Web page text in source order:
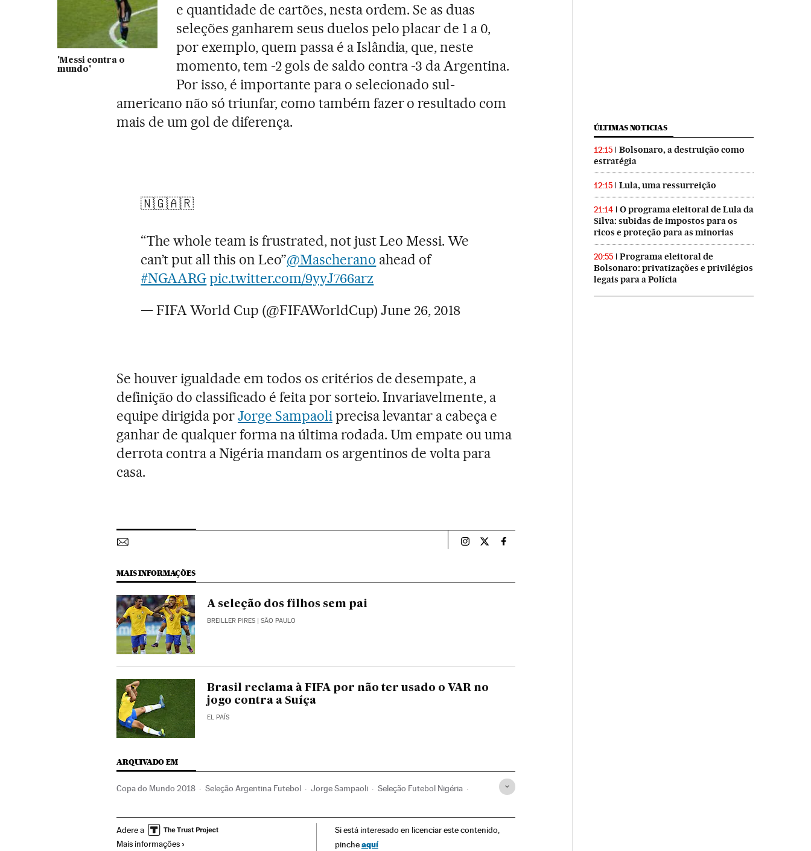
'Messi contra o
mundo'
e quantidade de cartões, nesta ordem. Se as duas
seleções ganharem seus duelos pelo placar de 1 a 0,
por exemplo, quem passa é a Islândia, que, neste
momento, tem -2 gols de saldo contra -3 da Argentina.
Por isso, é importante para o selecionado sul-
americano não só triunfar, como também fazer o resultado com
mais de um gol de diferença.
🇳🇬🇦🇷
“The whole team is frustrated, not just Leo Messi. We
can’t put all this on Leo”@Mascherano ahead of
#NGAARGpic.twitter.com/9yyJ766arz
— FIFA World Cup (@FIFAWorldCup)June 26, 2018
Se houver igualdade em todos os critérios de desempate, a
definição do classificado é feita por sorteio. Invariavelmente, a
equipe dirigida porJorge Sampaoliprecisa levantar a cabeça e
ganhar de qualquer forma na última rodada. Um empate ou uma
derrota contra a Nigéria mandam os argentinos de volta para
casa.
Esportes El País Brasil en Instagram
Esportes El País Brasil en Twitter
Esportes El País Brasil en Facebook
MAIS INFORMAÇÕES
A seleção dos filhos sem pai
BREILLER PIRES | SÃO PAULO
Brasil reclama à FIFA por não ter usado o VAR no
jogo contra a Suíça
EL PAÍS
ARQUIVADO EM
Copa do Mundo 2018 Seleção Argentina Futebol Jorge Sampaoli Seleção Futebol Nigéria
Seleção croata Argentina Copa do Mundo Futebol Seleções esportivas
Adere a
Mais informações
Si está interesado en licenciar este contenido,
pincheaquí
ÚLTIMAS NOTICIAS
12:15
Bolsonaro, a destruição como
estratégia
12:15 Lula, uma ressurreição
21:14
O programa eleitoral de Lula da
Silva: subidas de impostos para os
ricos e proteção para as minorias
20:55
Programa eleitoral de
Bolsonaro: privatizações e privilégios
legais para a Polícia